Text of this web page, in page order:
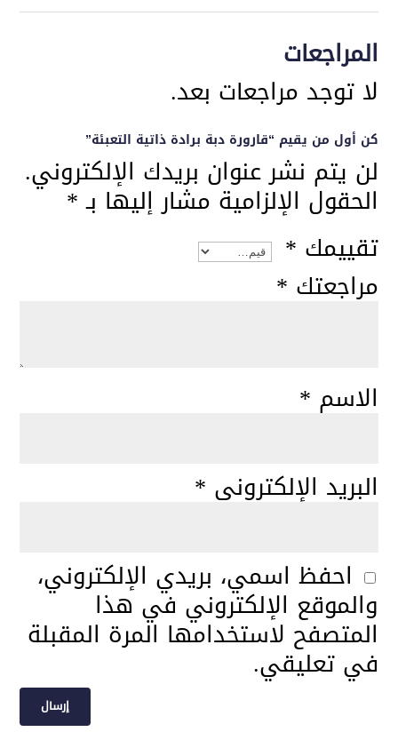
المراجعات
لا توجد مراجعات بعد.
كن أول من يقيم “قارورة دبة برادة ذاتية التعبئة”
لن يتم نشر عنوان بريدك الإلكتروني.
الحقول الإلزامية مشار إليها بـ*
تقييمك *
مراجعتك *
الاسم *
البريد الإلكتروني *
احفظ اسمي، بريدي الإلكتروني،
والموقع الإلكتروني في هذا
المتصفح لاستخدامها المرة المقبلة
في تعليقي.